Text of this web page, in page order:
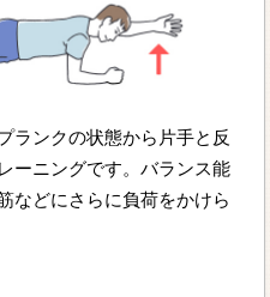
ランクの状態から片手と反
ーニングです。バランス能
などにさらに負荷をかけら